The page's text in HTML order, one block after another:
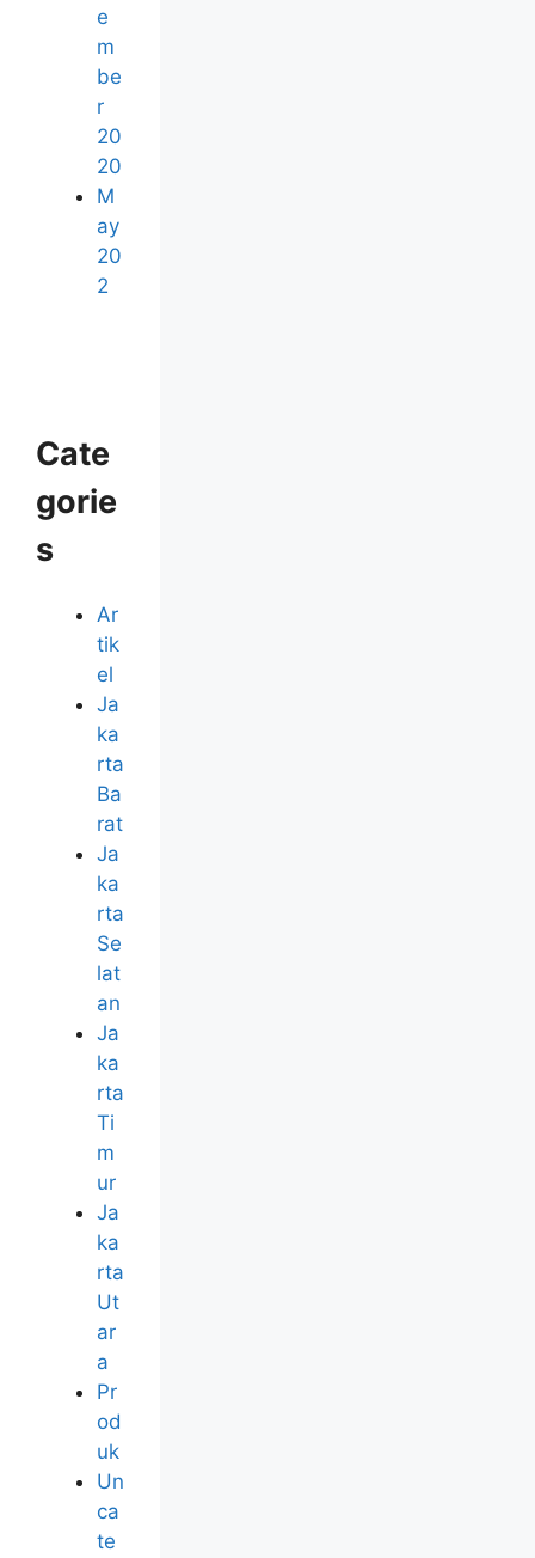
e
m
be
r
20
20
M
ay
20
2
Cate
gorie
s
Ar
tik
el
Ja
ka
rta
Ba
rat
Ja
ka
rta
Se
lat
an
Ja
ka
rta
Ti
m
ur
Ja
ka
rta
Ut
ar
a
Pr
od
uk
Un
ca
te